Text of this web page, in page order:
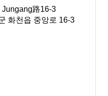
路16-3
화천읍 중앙로 16-3